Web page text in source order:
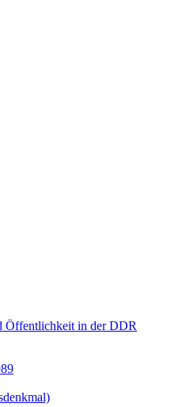
Öffentlichkeit in der DDR